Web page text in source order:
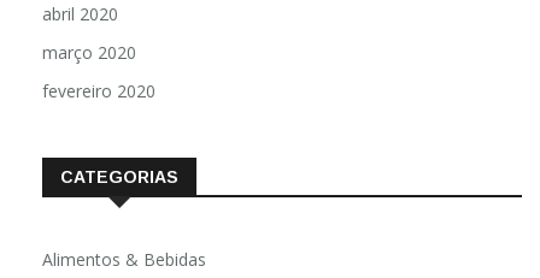
abril 2020
março 2020
fevereiro 2020
CATEGORIAS
Alimentos & Bebidas